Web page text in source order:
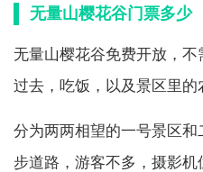
无量山樱花谷门票多少
无量山樱花谷免费开放，
过去，吃饭，以及景区里的
分为两两相望的一号景区
步道路，游客不多，摄影机